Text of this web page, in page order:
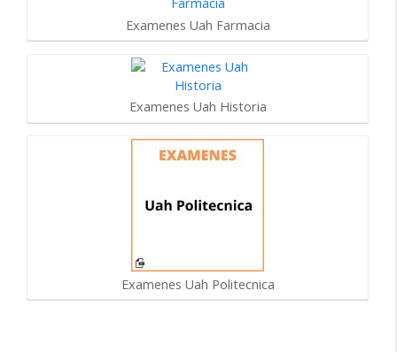
Examenes Uah Farmacia
Examenes Uah Historia
Examenes Uah Politecnica